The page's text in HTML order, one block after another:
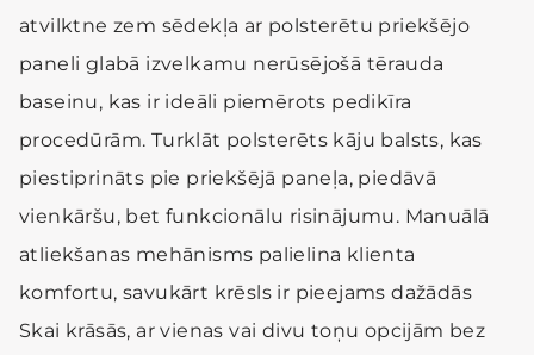
atvilktne zem sēdekļa ar polsterētu priekšējo
paneli glabā izvelkamu nerūsējošā tērauda
baseinu, kas ir ideāli piemērots pedikīra
procedūrām. Turklāt polsterēts kāju balsts, kas
piestiprināts pie priekšējā paneļa, piedāvā
vienkāršu, bet funkcionālu risinājumu. Manuālā
atliekšanas mehānisms palielina klienta
komfortu, savukārt krēsls ir pieejams dažādās
Skai krāsās, ar vienas vai divu toņu opcijām bez